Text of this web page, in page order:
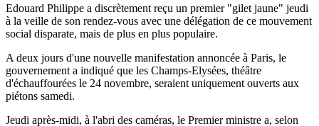
Edouard Philippe a discrètement reçu un premier "gilet jaune" jeudi
à la veille de son rendez-vous avec une délégation de ce mouvement
social disparate, mais de plus en plus populaire.
A deux jours d'une nouvelle manifestation annoncée à Paris, le
gouvernement a indiqué que les Champs-Elysées, théâtre
d'échauffourées le 24 novembre, seraient uniquement ouverts aux
piétons samedi.
Jeudi après-midi, à l'abri des caméras, le Premier ministre a, selon